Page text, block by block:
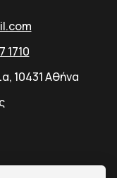
1710
10431 Αθήνα